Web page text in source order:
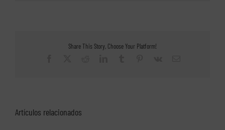
de
Share This Story, Choose Your Platform!
Artículos relacionados